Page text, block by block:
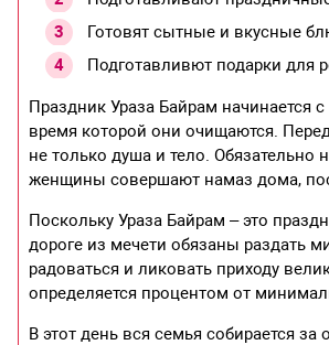
Готовят сытные и вкусные
Подготавливют подарки для
Праздник Ураза Байрам
время которой они очищаются.
не только душа и тело.
женщины совершают намаз дома,
Поскольку Ураза Байрам – это
дороге из мечети обязаны
радоваться и ликовать приходу
определяется процентом от
В этот день вся семья собирается